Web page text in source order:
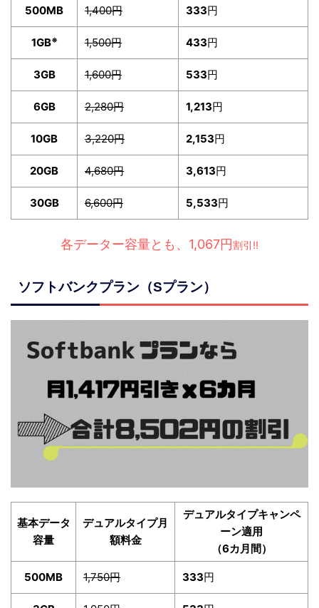
500MB 1,400円 333円
1GB※ 1,500円 433円
3GB 1,600円 533円
6GB 2,280円 1,213円
10GB 3,220円 2,153円
20GB 4,680円 3,613円
30GB 6,600円 5,533円
各データー容量とも、1,067円割引!!
ソフトバンクプラン（Sプラン）
基本データ
容量
デュアルタイプ月
額料金
デュアルタイプキャンペ
ーン適用
（6カ月間）
500MB 1,750円 333円